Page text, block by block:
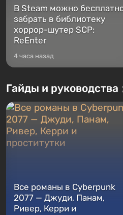
В Steam можно
забрать в библиотеку
хоррор-шутер SCP:
ReEnter
4 часа назад
Гайды и руководства
Все романы в Cyberpunk
2077 — Джуди, Панам,
Ривер, Керри и